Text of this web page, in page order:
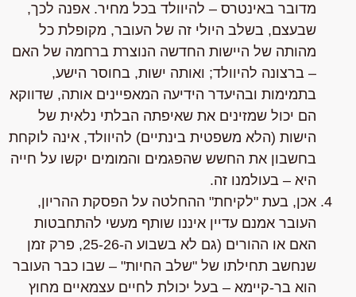
מדובר באינטרס – להיוולד בכל מחיר. אפנה לכך,
שבעצם, בשלב היולי זה של העובר, מקופלת כל
מהותה של היישות החדשה הנוצרת ברחמה של האם
– ברצונה להיוולד; ואותה ישות, בחוסר הישע,
בתמימות ובהיעדר הידיעה המאפיינים אותה, שדווקא
הם יכול שמזינים את שאיפתה הבלתי נלאית של
הישות (הלא משפטית בינתיים) להיוולד, אינהלוקחת
בחשבון את החשש שהפגמים והמומים יקשו על חייה
היא – בעולמנו זה.
אכן, בעת "לקיחת" ההחלטה על הפסקת ההריון,
העובר אמנם עדיין איננו שותף מעשי להתחבטות
האם או ההורים (גם לא בשבוע ה-25-26, פרק זמן
שנחשב תחילתו של "שלב החיות" – שבו כבר העובר
הוא בר-קיימא – בעל יכולת לחיים עצמאיים מחוץ